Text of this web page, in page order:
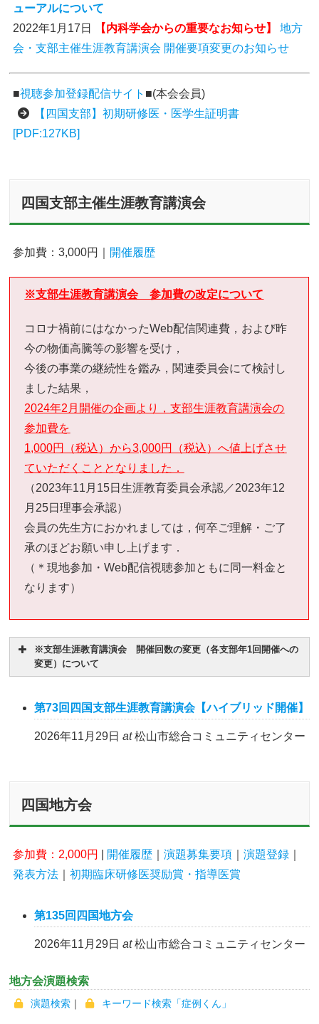
ューアルについて
2022年1月17日
【内科学会からの重要なお知らせ】
地方
会・支部主催生涯教育講演会 開催要項変更のお知らせ
■視聴参加登録配信サイト ■(本会会員)
【四国支部】初期研修医・医学生証明書
[PDF:127KB]
四国支部主催生涯教育講演会
参加費：3,000円｜ 開催履歴
※支部生涯教育講演会 参加費の改定について
コロナ禍前にはなかったWeb配信関連費，および昨
今の物価高騰等の影響を受け，
今後の事業の継続性を鑑み，関連委員会にて検討し
ました結果，
2024年2月開催の企画より，支部生涯教育講演会の
参加費を
1,000円（税込）から3,000円（税込）へ値上げさせ
ていただくこととなりました．
（2023年11月15日生涯教育委員会承認／2023年12
月25日理事会承認）
会員の先生方におかれましては，何卒ご理解・ご了
承のほどお願い申し上げます．
（＊現地参加・Web配信視聴参加ともに同一料金と
なります）
※支部生涯教育講演会 開催回数の変更（各支部年1回開催への
変更）について
「支部生涯教
育講演会」を現行の開催回数から各支部年1回へと
支部によって導入開始時期が異なりますので，各支
本会ホームページおよび日本内科学会雑誌などでご
確認をいただきますようお願い申し上げます．
第73回四国支部生涯教育講演会【ハイブリッド開催】
2026年11月29日 at松山市総合コミュニティセンター
四国地方会
参加費：2,000円 開催履歴 ｜演題募集要項 ｜演題登録
発表方法 ｜初期臨床研修医奨励賞・指導医賞
第135回四国地方会
2026年11月29日 at松山市総合コミュニティセンター
地方会演題検索
演題検索 ｜ キーワード検索「症例くん」